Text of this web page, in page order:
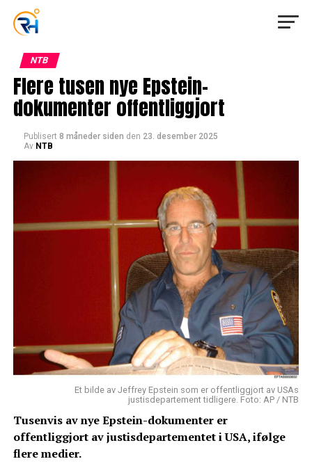
NTB
Flere tusen nye Epstein-
dokumenter offentliggjort
Publisert 8 måneder siden den 23. desember 2025
Av NTB
Et bilde av Jeffrey Epstein som er offentliggjort av USAs
justisdepartement tidligere. Foto: AP / NTB
Tusenvis av nye Epstein-dokumenter er
offentliggjort av justisdepartementet i USA, ifølge
flere medier.